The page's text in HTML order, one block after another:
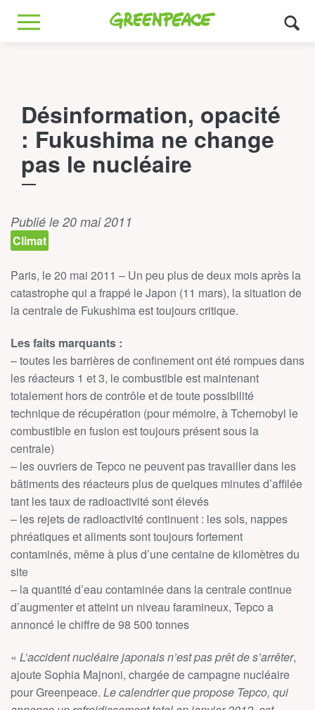
Greenpeace
MENU
Désinformation, opacité
: Fukushima ne change
pas le nucléaire
Publié le 20 mai 2011
Climat
Paris, le 20 mai 2011 – Un peu plus de deux mois après la
catastrophe qui a frappé le Japon (11 mars), la situation de
la centrale de Fukushima est toujours critique.
Les faits marquants :
– toutes les barrières de confinement ont été rompues dans
les réacteurs 1 et 3, le combustible est maintenant
totalement hors de contrôle et de toute possibilité
technique de récupération (pour mémoire, à Tchernobyl le
combustible en fusion est toujours présent sous la
centrale)
– les ouvriers de Tepco ne peuvent pas travailler dans les
bâtiments des réacteurs plus de quelques minutes d’affilée
tant les taux de radioactivité sont élevés
– les rejets de radioactivité continuent : les sols, nappes
phréatiques et aliments sont toujours fortement
contaminés, même à plus d’une centaine de kilomètres du
site
– la quantité d’eau contaminée dans la centrale continue
d’augmenter et atteint un niveau faramineux, Tepco a
annoncé le chiffre de 98 500 tonnes
« L’accident nucléaire japonais n’est pas prêt de s’arrêter,
ajoute Sophia Majnoni, chargée de campagne nucléaire
pour Greenpeace. Le calendrier que propose Tepco, qui